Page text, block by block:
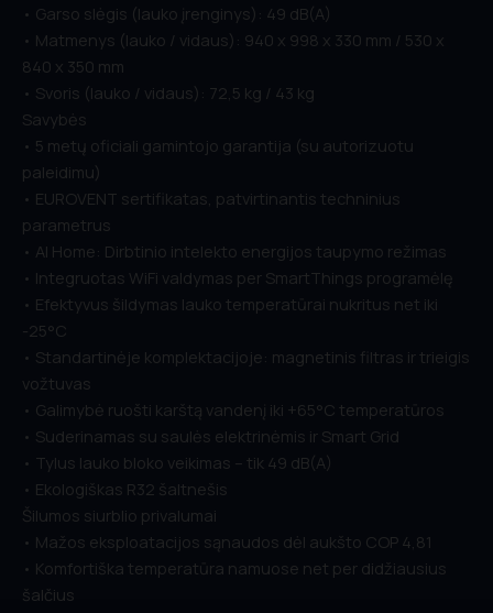
• Garso slėgis (lauko įrenginys): 49 dB(A)
• Matmenys (lauko / vidaus): 940 x 998 x 330 mm / 530 x
840 x 350 mm
• Svoris (lauko / vidaus): 72,5 kg / 43 kg
Savybės
• 5 metų oficiali gamintojo garantija (su autorizuotu
paleidimu)
• EUROVENT sertifikatas, patvirtinantis techninius
parametrus
• AI Home: Dirbtinio intelekto energijos taupymo režimas
• Integruotas WiFi valdymas per SmartThings programėlę
• Efektyvus šildymas lauko temperatūrai nukritus net iki
-25°C
• Standartinėje komplektacijoje: magnetinis filtras ir trieigis
vožtuvas
• Galimybė ruošti karštą vandenį iki +65°C temperatūros
• Suderinamas su saulės elektrinėmis ir Smart Grid
• Tylus lauko bloko veikimas – tik 49 dB(A)
• Ekologiškas R32 šaltnešis
Šilumos siurblio privalumai
• Mažos eksploatacijos sąnaudos dėl aukšto COP 4,81
• Komfortiška temperatūra namuose net per didžiausius
šalčius